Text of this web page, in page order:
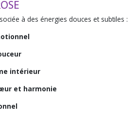
à des énergies douces et subtiles :
intérieur
et harmonie